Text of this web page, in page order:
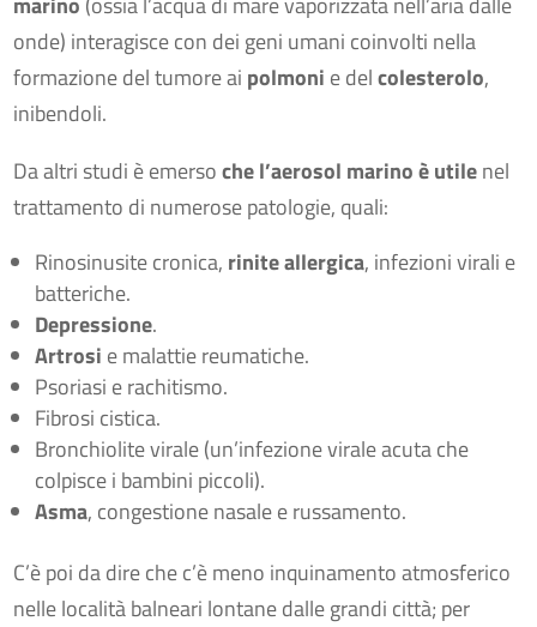
onde) interagisce con dei geni umani coinvolti nella
formazione del tumore ai polmoni e delcolesterolo,
inibendoli.
Da altri studi è emersoche l’aerosol marino è utilenel
trattamento di numerose patologie, quali:
Rinosinusite cronica, rinite allergica, infezioni virali e
batteriche.
Depressione.
Artrosi e malattie reumatiche.
Psoriasi e rachitismo.
Fibrosi cistica.
Bronchiolite virale (un’infezione virale acuta che
colpisce i bambini piccoli).
Asma, congestione nasale e russamento.
C’è poi da dire che c’è meno inquinamento atmosferico
nelle località balneari lontane dalle grandi città; per